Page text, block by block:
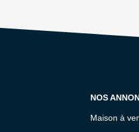
NOS
Maison à